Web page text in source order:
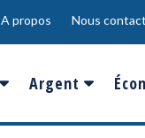
A propos Nous
Argent
Salaire